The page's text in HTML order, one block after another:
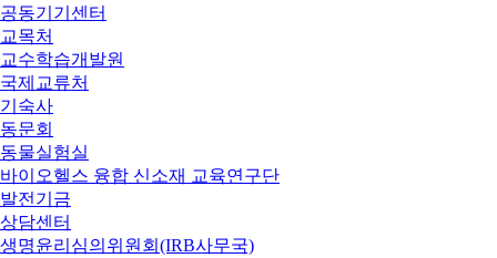
공동기기센터
교목처
교수학습개발원
국제교류처
기숙사
동문회
동물실험실
바이오헬스 융합 신소재 교육연구단
발전기금
상담센터
생명윤리심의위원회(IRB사무국)